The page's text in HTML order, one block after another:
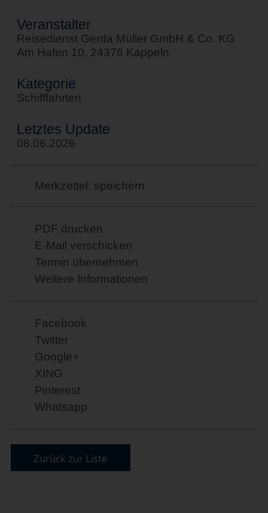
Veranstalter
Reisedienst Gerda Müller GmbH & Co. KG
Am Hafen 10, 24376 Kappeln
Kategorie
Schifffahrten
Letztes Update
08.06.2026
Merkzettel: speichern
PDF drucken
E-Mail verschicken
Termin übernehmen
Weitere Informationen
Facebook
Twitter
Google+
XING
Pinterest
Whatsapp
Zurück zur Liste